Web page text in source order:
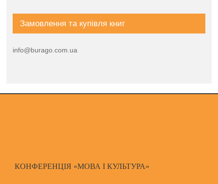
Замовлення та купівля книг
info@burago.com.ua
КОНФЕРЕНЦІЯ «МОВА І КУЛЬТУРА»